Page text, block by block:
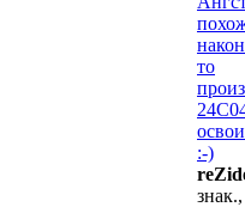
то
:-)
знак.,